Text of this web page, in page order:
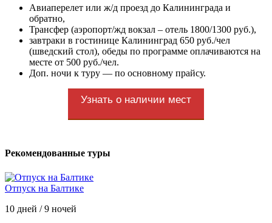
Авиаперелет или ж/д проезд до Калининграда и
обратно,
Трансфер (аэропорт/жд вокзал – отель 1800/1300 руб.),
завтраки в гостинице Калининград 650 руб./чел
(шведский стол), обеды по программе оплачиваются на
месте от 500 руб./чел.
Доп. ночи к туру — по основному прайсу.
Узнать о наличии мест
Рекомендованные туры
Отпуск на Балтике
10 дней / 9 ночей